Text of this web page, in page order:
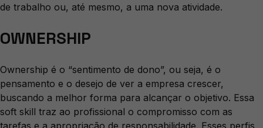
de trabalho ou, até mesmo, a uma nova atividade.
OWNERSHIP
Ownership é o “sentimento de dono”, ou seja, é o
pensamento e o desejo de ver a empresa crescer,
buscando a melhor forma para alcançar o objetivo. Essa
soft skill traz ao profissional o compromisso com as